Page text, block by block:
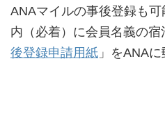
ANAマイルの事後登録も
内（必着）に会員名義の宿
後登録申請用紙 」をANA